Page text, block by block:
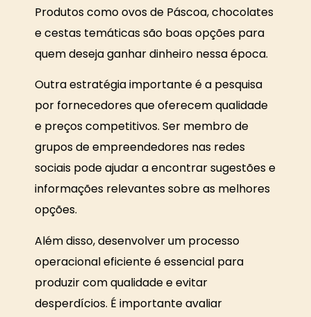
Produtos como ovos de Páscoa, chocolates
e cestas temáticas são boas opções para
quem deseja ganhar dinheiro nessa época.
Outra estratégia importante é a pesquisa
por fornecedores que oferecem qualidade
e preços competitivos. Ser membro de
grupos de empreendedores nas redes
sociais pode ajudar a encontrar sugestões e
informações relevantes sobre as melhores
opções.
Além disso, desenvolver um processo
operacional eficiente é essencial para
produzir com qualidade e evitar
desperdícios. É importante avaliar